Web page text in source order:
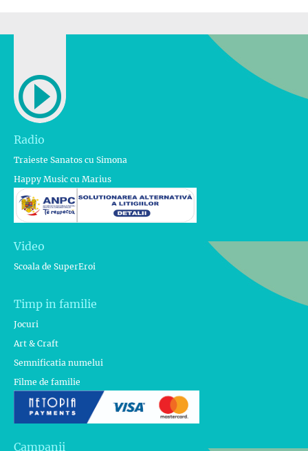
Radio
Traieste Sanatos cu Simona
Happy Music cu Marius
Video
Scoala de SuperEroi
Timp in familie
Jocuri
Art & Craft
Semnificatia numelui
Filme de familie
Campanii